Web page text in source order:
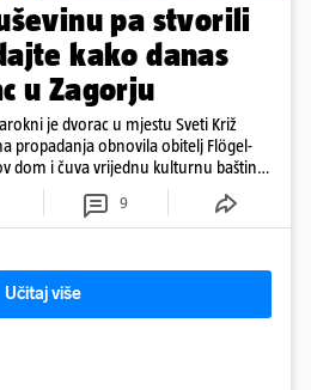
pa stvorili
kako danas
u Zagorju
je dvorac u mjestu Sveti Križ
propadanja obnovila obitelj Flögel-
dom i čuva vrijednu kulturnu baštinu
9
Učitaj više